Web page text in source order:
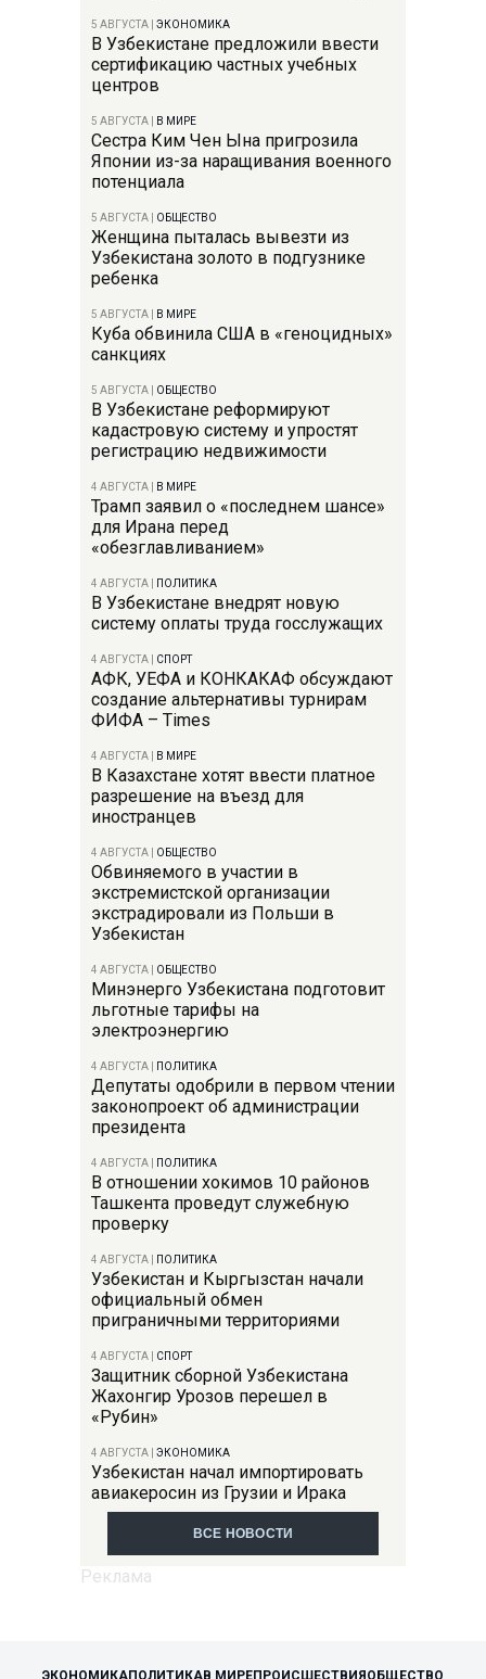
5 АВГУСТА ЭКОНОМИКА
В Узбекистане предложили ввести
сертификацию частных учебных
центров
5 АВГУСТА В МИРЕ
Сестра Ким Чен Ына пригрозила
Японии из-за наращивания военного
потенциала
5 АВГУСТА ОБЩЕСТВО
Женщина пыталась вывезти из
Узбекистана золото в подгузнике
ребенка
5 АВГУСТА В МИРЕ
Куба обвинила США в «геноцидных»
санкциях
5 АВГУСТА ОБЩЕСТВО
В Узбекистане реформируют
кадастровую систему и упростят
регистрацию недвижимости
4 АВГУСТА В МИРЕ
Трамп заявил о «последнем шансе»
для Ирана перед
«обезглавливанием»
4 АВГУСТА ПОЛИТИКА
В Узбекистане внедрят новую
систему оплаты труда госслужащих
4 АВГУСТА СПОРТ
АФК, УЕФА и КОНКАКАФ обсуждают
создание альтернативы турнирам
ФИФА – Times
4 АВГУСТА В МИРЕ
В Казахстане хотят ввести платное
разрешение на въезд для
иностранцев
4 АВГУСТА ОБЩЕСТВО
Обвиняемого в участии в
экстремистской организации
экстрадировали из Польши в
Узбекистан
4 АВГУСТА ОБЩЕСТВО
Минэнерго Узбекистана подготовит
льготные тарифы на
электроэнергию
4 АВГУСТА ПОЛИТИКА
Депутаты одобрили в первом чтении
законопроект об администрации
президента
4 АВГУСТА ПОЛИТИКА
В отношении хокимов 10 районов
Ташкента проведут служебную
проверку
4 АВГУСТА ПОЛИТИКА
Узбекистан и Кыргызстан начали
официальный обмен
приграничными территориями
4 АВГУСТА СПОРТ
Защитник сборной Узбекистана
Жахонгир Урозов перешел в
«Рубин»
4 АВГУСТА ЭКОНОМИКА
Узбекистан начал импортировать
авиакеросин из Грузии и Ирака
ВСЕ НОВОСТИ
ЭКОНОМИКАПОЛИТИКАВ МИРЕПРОИСШЕСТВИЯОБЩЕСТВО